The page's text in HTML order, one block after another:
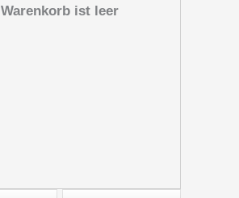
Warenkorb ist leer